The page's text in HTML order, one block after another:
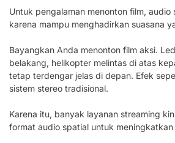
Untuk pengalaman menonton film, audio
karena mampu menghadirkan suasana
Bayangkan Anda menonton film aksi.
belakang, helikopter melintas di atas
tetap terdengar jelas di depan. Efek
sistem stereo tradisional.
Karena itu, banyak layanan streaming
format audio spatial untuk